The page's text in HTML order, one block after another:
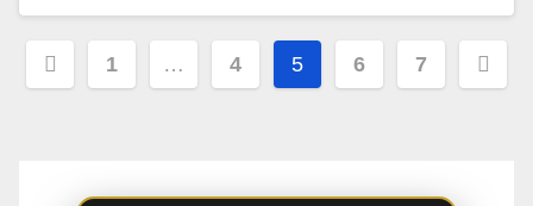
Paginación
1 … 4 5 6 7